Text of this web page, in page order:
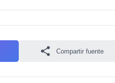
Compartir fuente